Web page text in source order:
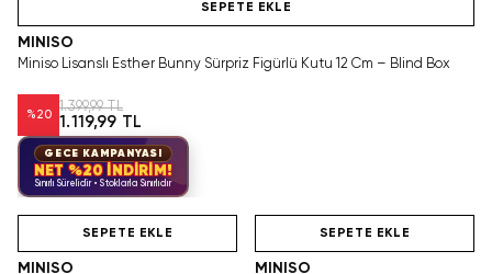
SEPETE EKLE
MINISO
Miniso Lisanslı Esther Bunny Sürpriz Figürlü Kutu 12 Cm – Blind Box
%20
1.399,99 TL
1.119,99 TL
GECE KAMPANYASI
NET %20 İNDİRİM!
Sınırlı Sürelidir • Stoklarla Sınırlıdır
SEPETE EKLE
MINISO
SEPETE EKLE
MINISO